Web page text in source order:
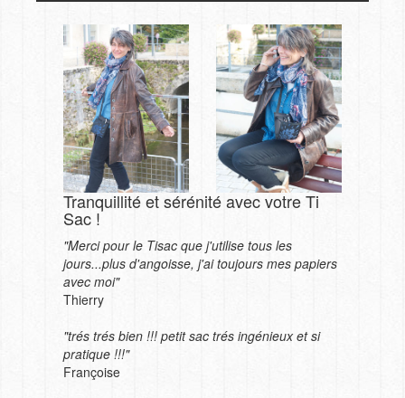
Tranquillité et sérénité avec votre Ti
Sac !
"Merci pour le Tisac que j'utilise tous les
jours...plus d'angoisse, j'ai toujours mes papiers
avec moi"
Thierry
"trés trés bien !!! petit sac trés ingénieux et si
pratique !!!"
Françoise